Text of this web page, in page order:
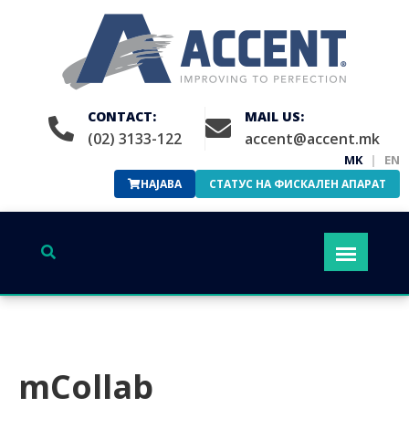
CONTACT:
(02) 3133-122
MAIL US:
accent@accent.mk
MK | EN
НАЈАВА СТАТУС НА ФИСКАЛЕН АПАРАТ
mCollab